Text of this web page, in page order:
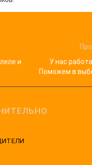
и
У нас
Поможем в